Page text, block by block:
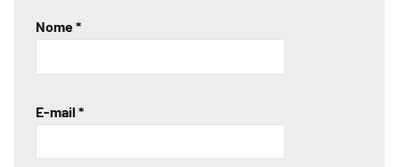
Nome*
E-mail *